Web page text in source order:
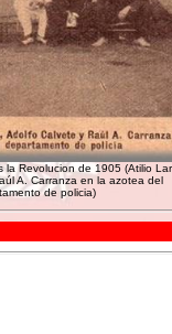
la Revolucion de 1905 (Atilio
A. Carranza en la azotea del
de policia)